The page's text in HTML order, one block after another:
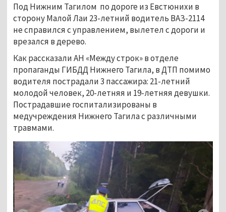
Под Нижним Тагилом по дороге из Евстюнихи в
сторону Малой Лаи 23-летний водитель ВАЗ-2114
не справился с управлением, вылетел с дороги и
врезался в дерево.
Как рассказали АН «Между строк» в отделе
пропаганды ГИБДД Нижнего Тагила, в ДТП помимо
водителя пострадали 3 пассажира: 21-летний
молодой человек, 20-летняя и 19-летняя девушки.
Пострадавшие госпитализированы в
медучреждения Нижнего Тагила с различными
травмами.